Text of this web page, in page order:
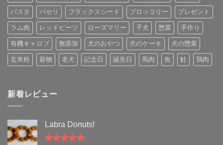
パスタ パセリ フラックスシード ブロッコリー プレゼント
ラム肉 レッドビーツ ローズマリー 子犬 惣菜 手作り
有機キャロブ 無添加 犬のおやつ 犬のケーキ 犬の惣菜
玄米粉 穀物 老犬 記念日 誕生日 馬肉 魚 鮭 鶏肉
新着レビュー
Labra Donuts!